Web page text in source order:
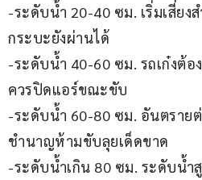
-ระดับน้ำ 20-40 ซม. เริ่มเสี่ยง
กระบะยังผ่านได้
-ระดับน้ำ 40-60 ซม. รถเก๋งต้อ
ควรปิดแอร์ขณะขับ
-ระดับน้ำ 60-80 ซม. อันตราย
ชำนาญห้ามขับลุยเด็ดขาด
-ระดับน้ำเกิน 80 ซม. ระดับน้ำ